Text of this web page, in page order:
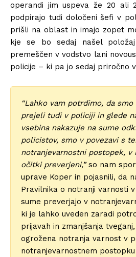
operandi jim uspeva že 20
podpirajo tudi določeni šefi v
prišli na oblast in imajo zopet
kje se bo sedaj našel
premeščen v vodstvo lani
policije – ki pa jo sedaj priročno
“Lahko vam potrdimo, da smo
prejeli tudi v policiji in glede
vsebina nakazuje na sume
policistov, smo v povezavi s
notranjevarnostni postopek, v
očitki preverjeni,”so nam
uprave Koper in pojasnili, da
Pravilnika o notranji varnosti
sume preverjajo v
ki je lahko uveden zaradi
prijavah in zmanjšanja
ogrožena notranja varnost v
notranjevarnostnem